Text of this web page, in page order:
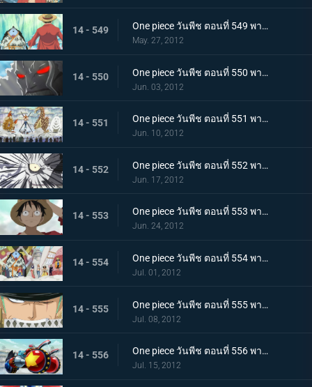
14 - 549 One piece วันพีช ตอนที่ 549 พากย์ไทย รอยร้าวบังเกิด! ลูฟี่ ปะทะ จินเบ
May. 27, 2012
14 - 550 One piece วันพีช ตอนที่ 550 พากย์ไทย เกิดความผิดปกติกับโฮดี้ พลังที่แท้จริงของยาปีศาจ!
Jun. 03, 2012
14 - 551 One piece วันพีช ตอนที่ 551 พากย์ไทย เริ่มศึกตัดสิน ณ ลานเกียวคอร์ด!
Jun. 10, 2012
14 - 552 One piece วันพีช ตอนที่ 552 พากย์ไทย คำสารภาพที่น่าตกใจ ความจริงเบื้องหลังการลอบสังหารโอโตฮิเมะ
Jun. 17, 2012
14 - 553 One piece วันพีช ตอนที่ 553 พากย์ไทย น้ำตาของชิราโฮชิ! ในที่สุดลูฟี่ก็ออกโรง
Jun. 24, 2012
14 - 554 One piece วันพีช ตอนที่ 554 พากย์ไทย ศึกครั้งใหญ่! กลุ่มหมวกฟาง ปะทะ ศัตรู 100,000 คน
Jul. 01, 2012
14 - 555 One piece วันพีช ตอนที่ 555 พากย์ไทย ระเบิดวิชาครั้งใหญ่! โซโล ซันจิ ออกจู่โจม!
Jul. 08, 2012
14 - 556 One piece วันพีช ตอนที่ 556 พากย์ไทย เปิดตัวครั้งแรก! อาวุธลับของเรือซันนี่!
Jul. 15, 2012